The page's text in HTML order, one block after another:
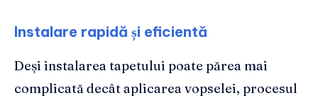
Instalare rapidă și eficientă
Deși instalarea tapetului poate părea mai
complicată decât aplicarea vopselei, procesul